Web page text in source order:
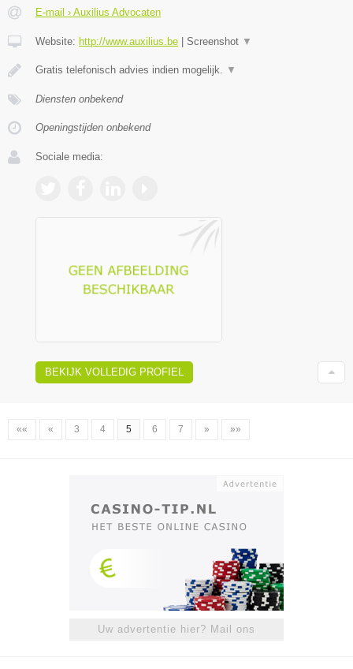
E-mail › Auxilius Advocaten
Website: http://www.auxilius.be Screenshot ▼
Gratis telefonisch advies indien mogelijk. ▼
Diensten onbekend
Openingstijden onbekend
Sociale media:
BEKIJK VOLLEDIG PROFIEL
«« « 3 4 5 6 7 » »»
Uw advertentie hier? Mail ons